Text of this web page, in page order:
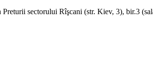
sectorului Rîşcani (str. Kiev, 3), bir.3